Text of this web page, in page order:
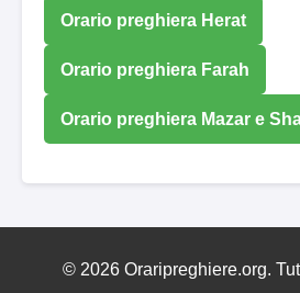
Orario preghiera Herat
Orario preghiera Farah
Orario preghiera Mazar e
© 2026 Oraripreghiere.org.